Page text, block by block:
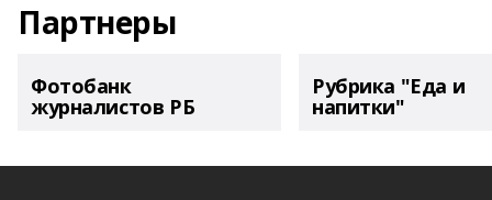
Партнеры
Фотобанк
журналистов РБ
Рубрика "Еда и
напитки"